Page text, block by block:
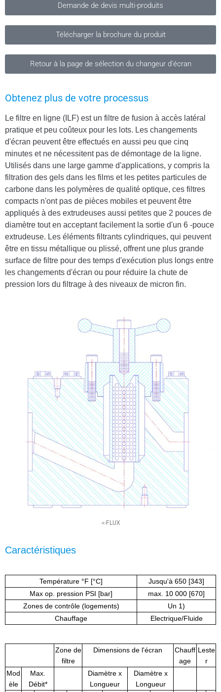
Demande de devis multi-produits
Télécharger la brochure du produit
Retour à la page de sélection du changeur d'écran
Obtenez plus de votre processus
Le filtre en ligne (ILF) est un filtre de fusion à accès latéral
pratique et peu coûteux pour les lots. Les changements
d'écran peuvent être effectués en aussi peu que cinq
minutes et ne nécessitent pas de démontage de la ligne.
Utilisés dans une large gamme d'applications, y compris la
filtration des gels dans les films et les petites particules de
carbone dans les polymères de qualité optique, ces filtres
compacts n'ont pas de pièces mobiles et peuvent être
appliqués à des extrudeuses aussi petites que 2 pouces de
diamètre tout en acceptant facilement la sortie d'un 6 -pouce
extrudeuse. Les éléments filtrants cylindriques, qui peuvent
être en tissu métallique ou plissé, offrent une plus grande
surface de filtre pour des temps d'exécution plus longs entre
les changements d'écran ou pour réduire la chute de
pression lors du filtrage à des niveaux de micron fin.
<-FLUX
Caractéristiques
Température °F [°C]
Jusqu'à 650 [343]
Max op. pression PSI [bar]
max. 10 000 [670]
Zones de contrôle (logements)
Un 1)
Chauffage
Electrique/Fluide
Zone de
filtre
Dimensions de l'écran
Chauff
age
Leste
r
Mod
èle
Max.
Débit*
Diamètre x
Longueur
Diamètre x
Longueur